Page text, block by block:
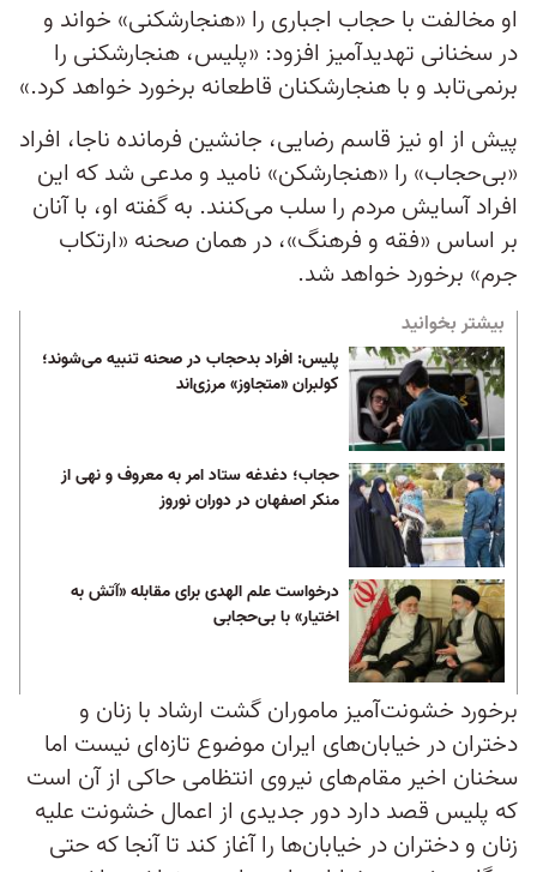
او مخالفت با حجاب اجباری را «هنجارشکنی» خواند و
در سخنانی تهدید‌آمیز افزود: «پلیس، هنجارشکنی را
برنمی‌تابد و با هنجارشکنان قاطعانه برخورد خواهد کرد.»
پیش از او نیز قاسم رضایی، جانشین فرمانده ناجا، افراد
«بی‌حجاب» را «هنجارشکن» نامید و مدعی شد که این
افراد آسایش مردم را سلب می‌کنند. به گفته او، با آنان
بر اساس «فقه و فرهنگ»، در همان صحنه «ارتکاب
جرم» برخورد خواهد شد.
بیشتر بخوانید
پلیس: افراد بدحجاب در صحنه تنبیه می‌شوند؛
کولبران «متجاوز» مرزی‌اند
حجاب؛ دغدغه ستاد امر به‌ معروف و نهی از
منکر اصفهان در دوران نوروز
درخواست علم الهدی برای مقابله «آتش به
اختیار» با بی‌حجابی
برخورد خشونت‌آمیز ماموران گشت ارشاد با زنان و
دختران در خیابان‌های ایران موضوع تازه‌ای نیست اما
سخنان اخیر مقام‌های نیروی انتظامی حاکی از آن است
که پلیس قصد دارد دور جدیدی از اعمال خشونت علیه
زنان و دختران در خیابان‌ها را آغاز کند تا آنجا که حتی